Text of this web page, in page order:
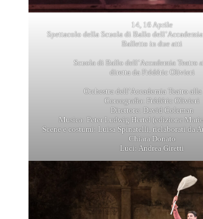
14, 16 Aprile
Spettacolo della Scuola di Ballo
Balletto in due atti
Scuola di Ballo dell’Accademia Teatro
diretta da Frédéric Olivieri
Orchestra dell’Accademia Teatro alla
Coreografia: Frédéric Olivieri
Direttore: David Coleman
Musica: Peter Ludwig Hertel (edizione
Scene e costumi: Luisa Spinatelli, rielaborati da
Chiara Donato
Luci: Andrea Giretti